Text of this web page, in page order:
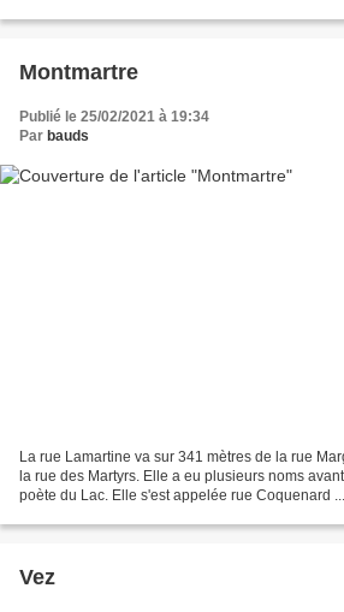
Montmartre
Publié le 25/02/2021 à 19:34
Par bauds
La rue Lamartine va sur 341 mètres de la rue
la rue des Martyrs. Elle a eu plusieurs noms
poète du Lac. Elle s'est appelée rue Coquenard ...
Vez